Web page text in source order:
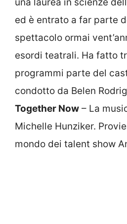
ed è entrato a far parte
spettacolo ormai
esordi teatrali. Ha fatto
programmi parte del
condotto da Belen
Together Now – La
Michelle Hunziker.
mondo dei talent show